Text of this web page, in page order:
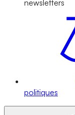
newsletters
politiques